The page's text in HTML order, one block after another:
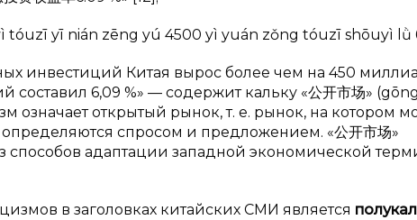
yī nián zēng yú 4500 yì yuán zǒng tóuzī shōuyì lǜ
инвестиций Китая вырос более чем на 450
6,09 %» — содержит кальку «公开市场»
означает открытый рынок, т. е. рынок, на котором
спросом и предложением. «公开市场»
способов адаптации западной экономической
в заголовках китайских СМИ является